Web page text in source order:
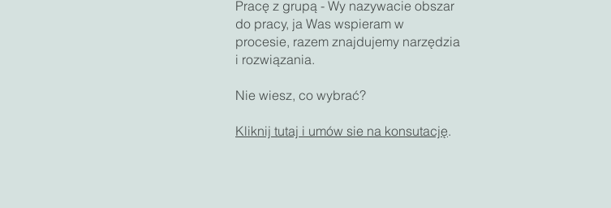
Pracę z grupą - Wy nazywacie obszar
do pracy, ja Was wspieram w
procesie, razem znajdujemy narzędzia
i rozwiązania.
Nie wiesz, co wybrać?
Kliknij tutaj i umów sie na konsutację.